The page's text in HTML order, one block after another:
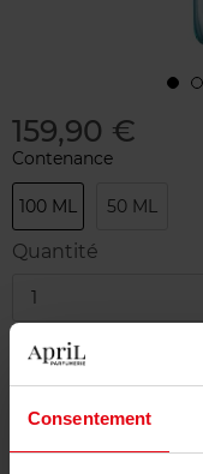
Consentement
159,90 €
Contenance
100 ML 50 ML
Quantité
1
Livraison